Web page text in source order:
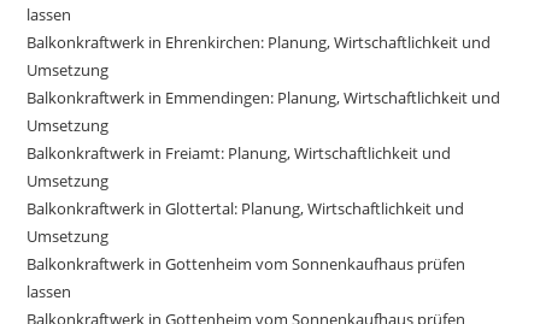
lassen
Balkonkraftwerk in Ehrenkirchen: Planung, Wirtschaftlichkeit und
Umsetzung
Balkonkraftwerk in Emmendingen: Planung, Wirtschaftlichkeit und
Umsetzung
Balkonkraftwerk in Freiamt: Planung, Wirtschaftlichkeit und
Umsetzung
Balkonkraftwerk in Glottertal: Planung, Wirtschaftlichkeit und
Umsetzung
Balkonkraftwerk in Gottenheim vom Sonnenkaufhaus prüfen
lassen
Balkonkraftwerk in Gottenheim vom Sonnenkaufhaus prüfen